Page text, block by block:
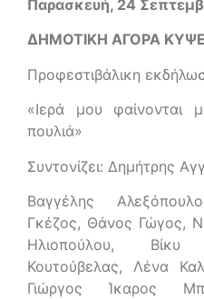
Παρασκευή, 24
ΔΗΜΟΤΙΚΗ ΑΓΟΡΑ
Προφεστιβάλικη
«Ιερά μου φαίνονται
πουλιά»
Συντονίζει: Δημήτρης
Βαγγέλης
Γκέζος, Θάνος Γώγος,
Ηλιοπούλου, Βίκυ
Κουτούβελας, Λένα
Γιώργος Ίκαρος